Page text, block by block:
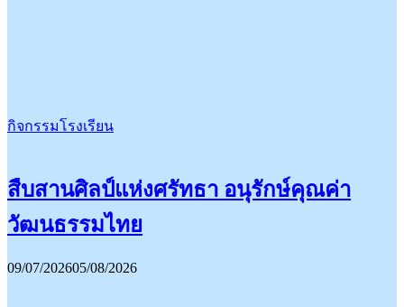
กิจกรรมโรงเรียน
สืบสานศิลป์แห่งศรัทธา อนุรักษ์คุณค่า
วัฒนธรรมไทย
09/07/202605/08/2026